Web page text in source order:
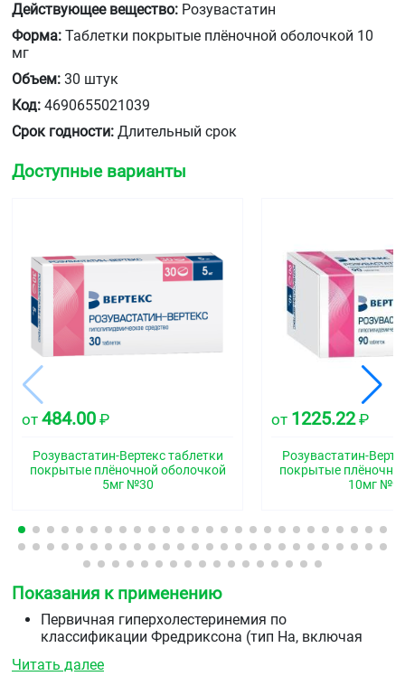
Действующее вещество: Розувастатин
Форма: Таблетки покрытые плёночной оболочкой 10
мг
Объем: 30 штук
Код: 4690655021039
Срок годности: Длительный срок
Доступные варианты
от 484.00 ₽
Розувастатин-Вертекс таблетки
покрытые плёночной оболочкой
5мг №30
от 1225.22₽
Розувастатин-
покрытые
10мг
Показания к применению
Первичная гиперхолестеринемия по
классификации Фредриксона (тип На, включая
или смешанная гиперхолестеринемия (тип НЬ) в
Читать далее